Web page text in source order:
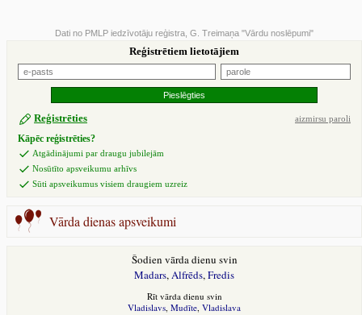
Dati no PMLP iedzīvotāju reģistra, G. Treimaņa "Vārdu noslēpumi"
Reģistrētiem lietotājiem
Reģistrēties aizmirsu paroli
Kāpēc reģistrēties?
Atgādinājumi par draugu jubilejām
Nosūtīto apsveikumu arhīvs
Sūti apsveikumus visiem draugiem uzreiz
Vārda dienas apsveikumi
Šodien vārda dienu svin
Madars,Alfrēds,Fredis
Rīt vārda dienu svin
Vladislavs, Mudīte, Vladislava